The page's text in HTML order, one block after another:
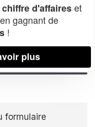
contributors,CC-BY-SA
formulaire
chiffre d'affaireset
gagnant de
!
plus